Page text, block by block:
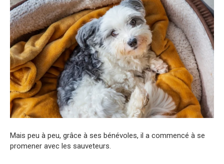
Mais peu à peu, grâce à ses bénévoles, il a commencé à se
promener avec les sauveteurs.